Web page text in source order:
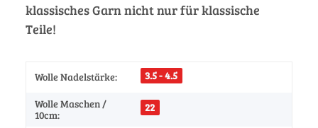
klassisches Garn nicht nur für klassische
Teile!
Wolle Nadelstärke: 3.5 - 4.5
Wolle Maschen /
10cm:
22